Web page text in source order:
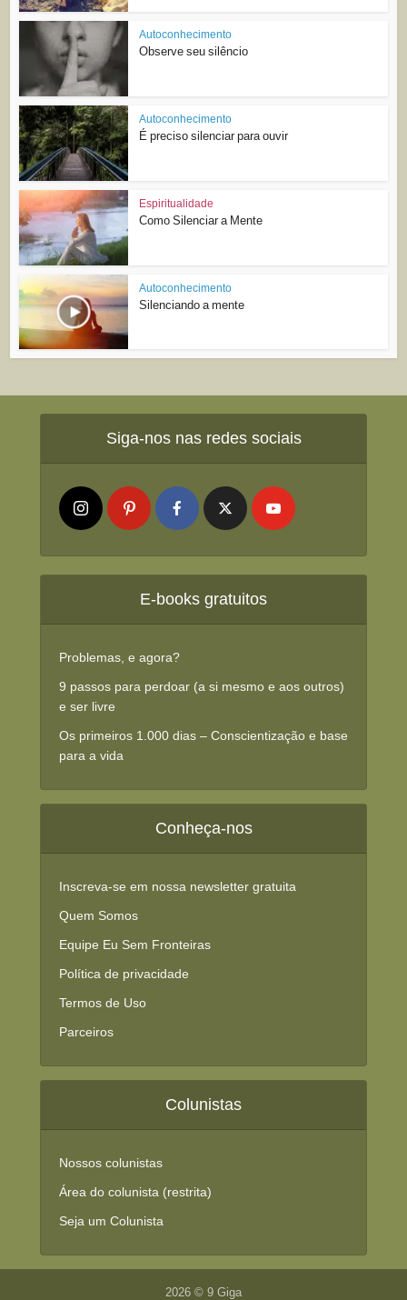
Autoconhecimento
Observe seu silêncio
Autoconhecimento
É preciso silenciar para ouvir
Espiritualidade
Como Silenciar a Mente
Autoconhecimento
Silenciando a mente
Siga-nos nas redes sociais
E-books gratuitos
Problemas, e agora?
9 passos para perdoar (a si mesmo e aos outros)
e ser livre
Os primeiros 1.000 dias – Conscientização e base
para a vida
Conheça-nos
Inscreva-se em nossa newsletter gratuita
Quem Somos
Equipe Eu Sem Fronteiras
Política de privacidade
Termos de Uso
Parceiros
Colunistas
Nossos colunistas
Área do colunista (restrita)
Seja um Colunista
2026 © 9 Giga